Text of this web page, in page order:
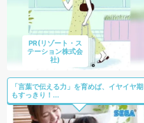
PR(リゾート・ス
テーション株式会
社)
「言葉で伝える力」を育めば、イヤイヤ期
もすっきり！...